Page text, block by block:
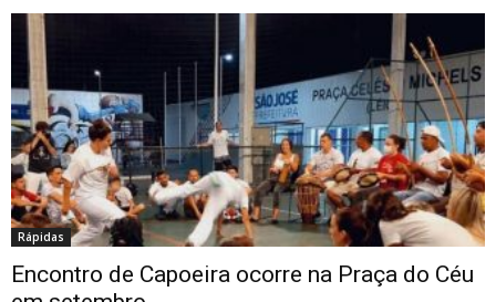
Rápidas
Encontro de Capoeira ocorre na Praça do Céu